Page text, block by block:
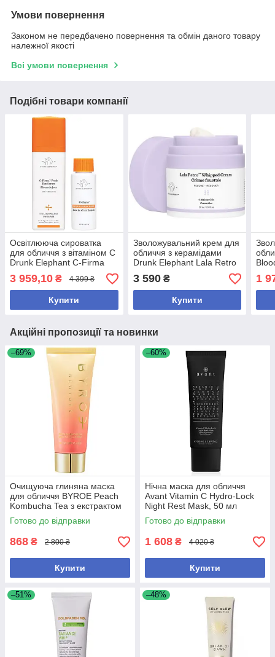
Умови повернення
Законом не передбачено повернення та обмін даного товару
належної якості
Всі умови повернення
Подібні товари компанії
Освітлююча сироватка
для обличчя з вітаміном С
Drunk Elephant C-Firma
Fresh Day Serum 28 мл
3 959,10 ₴ 4 399 ₴
Купити
Зволожувальний крем для
обличчя з керамідами
Drunk Elephant Lala Retro
Whipped Cream 50 мл
3 590₴
Купити
з
50
1
Акційні пропозиції та новинки
–69%
Очищуюча глиняна маска
для обличчя BYROE Peach
Kombucha Tea з екстрактом
персика та комбучі
Готово до відправки
868 ₴ 2 800 ₴
Купити
–60%
Нічна маска для обличчя
Avant Vitamin C Hydro-Lock
Night Rest Mask, 50 мл
Готово до відправки
1 608 ₴ 4 020 ₴
Купити
–51% –48%